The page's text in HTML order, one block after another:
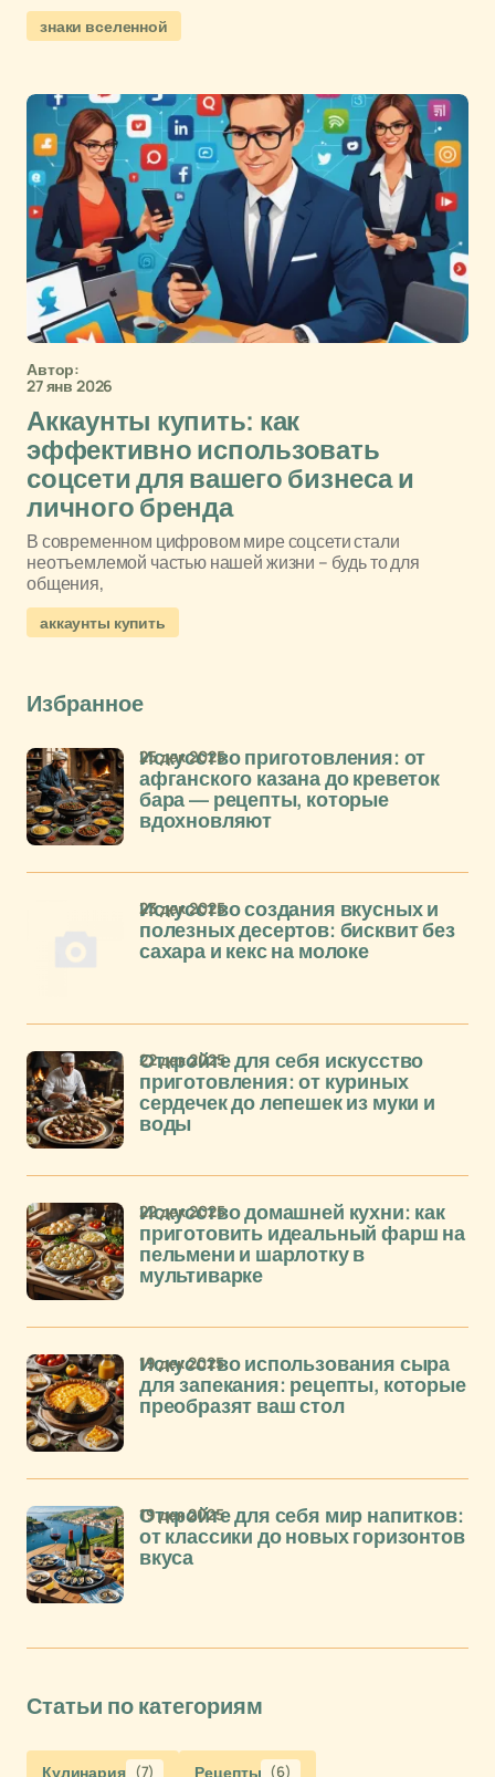
знаки вселенной
Автор:
27 янв 2026
Аккаунты купить: как
эффективно использовать
соцсети для вашего бизнеса и
личного бренда
В современном цифровом мире соцсети стали
неотъемлемой частью нашей жизни – будь то для
общения,
аккаунты купить
Избранное
Искусство приготовления: от
афганского казана до креветок
бара — рецепты, которые
вдохновляют
25 дек 2025
Искусство создания вкусных и
полезных десертов: бисквит без
сахара и кекс на молоке
23 дек 2025
Откройте для себя искусство
приготовления: от куриных
сердечек до лепешек из муки и
воды
22 дек 2025
Искусство домашней кухни: как
приготовить идеальный фарш на
пельмени и шарлотку в
мультиварке
22 дек 2025
Искусство использования сыра
для запекания: рецепты, которые
преобразят ваш стол
19 дек 2025
Откройте для себя мир напитков:
от классики до новых горизонтов
вкуса
19 дек 2025
Статьи по категориям
Кулинария (7) Рецепты (6)